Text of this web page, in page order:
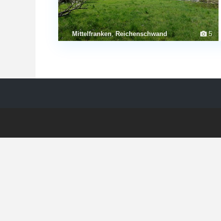
5
Mittelfranken,Reichenschwand